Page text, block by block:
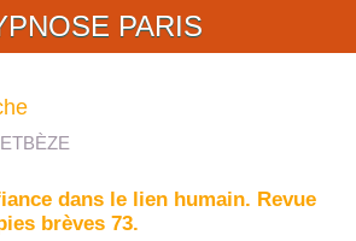
PARIS
dans le lien humain. Revue
brèves 73.